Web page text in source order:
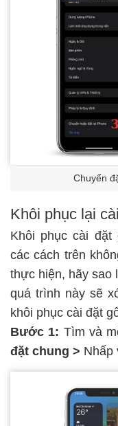
Chuyển
Khôi phục lại
Khôi phục cài đặt
các cách trên
thực hiện, hãy sao
quá trình này sẽ
khôi phục cài đặt
Bước 1: Tìm và
đặt chung > Nhấp